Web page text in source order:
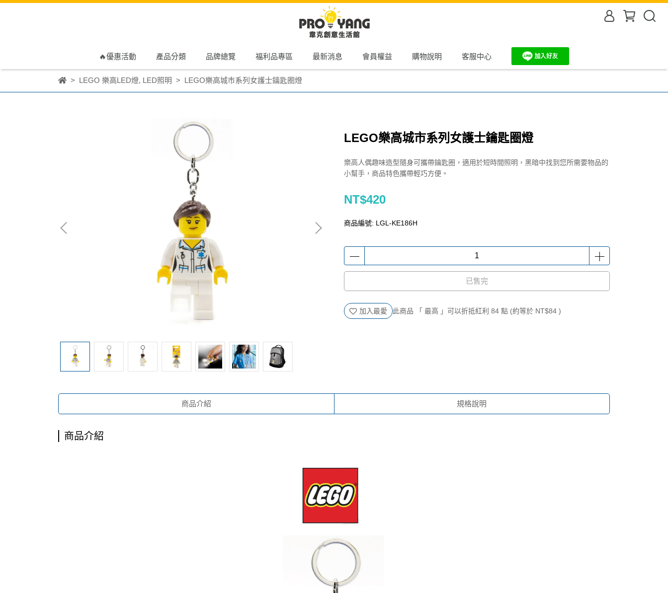
🔥優惠活動 產品分類 品牌總覽 福利品專區 最新消息 會員權益 購物說明 客服中心
LEGO 樂高LED燈, LED照明 LEGO樂高城市系列女護士鑰匙圈燈
LEGO樂高城市系列女護士鑰匙圈燈
樂高人偶趣味造型隨身可攜帶鑰匙圈，適用於短時間照明，黑暗中找到您所需要物品的
小幫手，商品特色攜帶輕巧方便。
NT$420
商品編號: LGL-KE186H
已售完
加入最愛 此商品 「 最高 」可以折抵紅利 84 點 (約等於 NT$84 )
商品介紹 規格說明
商品介紹